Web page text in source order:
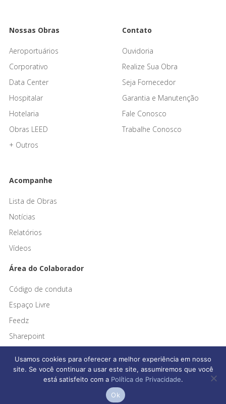
Nossas Obras
Aeroportuários
Corporativo
Data Center
Hospitalar
Hotelaria
Obras LEED
+ Outros
Contato
Ouvidoria
Realize Sua Obra
Seja Fornecedor
Garantia e Manutenção
Fale Conosco
Trabalhe Conosco
Acompanhe
Lista de Obras
Notícias
Relatórios
Vídeos
Área do Colaborador
Código de conduta
Espaço Livre
Feedz
Sharepoint
Afonso França Engenharia © 2026 Todos os direitos reservados
Usamos cookies para oferecer a melhor experiência em nosso
site. Se você continuar a usar este site, assumiremos que você
está satisfeito com a Política de Privacidade.
Ok